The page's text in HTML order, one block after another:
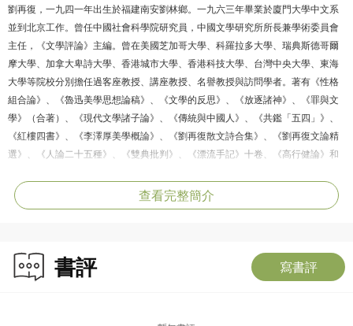
劉再復，一九四一年出生於福建南安劉林鄉。一九六三年畢業於廈門大學中文系
並到北京工作。曾任中國社會科學院研究員，中國文學研究所所長兼學術委員會
主任，《文學評論》主編。曾在美國芝加哥大學、科羅拉多大學、瑞典斯德哥爾
摩大學、加拿大卑詩大學、香港城市大學、香港科技大學、台灣中央大學、東海
大學等院校分別擔任過客座教授、講座教授、名譽教授與訪問學者。著有《性格
組合論》、《魯迅美學思想論稿》、《文學的反思》、《放逐諸神》、《罪與文
學》（合著）、《現代文學諸子論》、《傳統與中國人》、《共鑑「五四」》、
《紅樓四書》、《李澤厚美學概論》、《劉再復散文詩合集》、《劉再復文論精
選》、《人論二十五種》、《雙典批判》、《漂流手記》十卷、《高行健論》和
韓、法、德等多種文字。
查看完整簡介
書評 寫書評